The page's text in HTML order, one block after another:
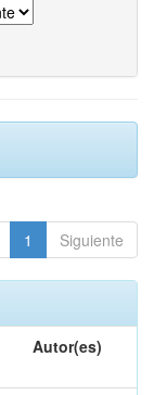
1 Siguiente
Autor(es)